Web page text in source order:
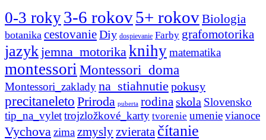
0-3 roky3-6 rokov5+ rokovBiologia
botanika cestovanieDiy dospievanie Farby grafomotorika
jazykjemna_motorika knihymatematika
montessori Montessori_doma
Montessori_zakladyna_stiahnutie pokusy
precitaneleto Priroda puberta rodina skola Slovensko
tip_na_vylettrojzložkové_karty tvorenie umenievianoce
Vychova zima zmysly zvierata čítanie